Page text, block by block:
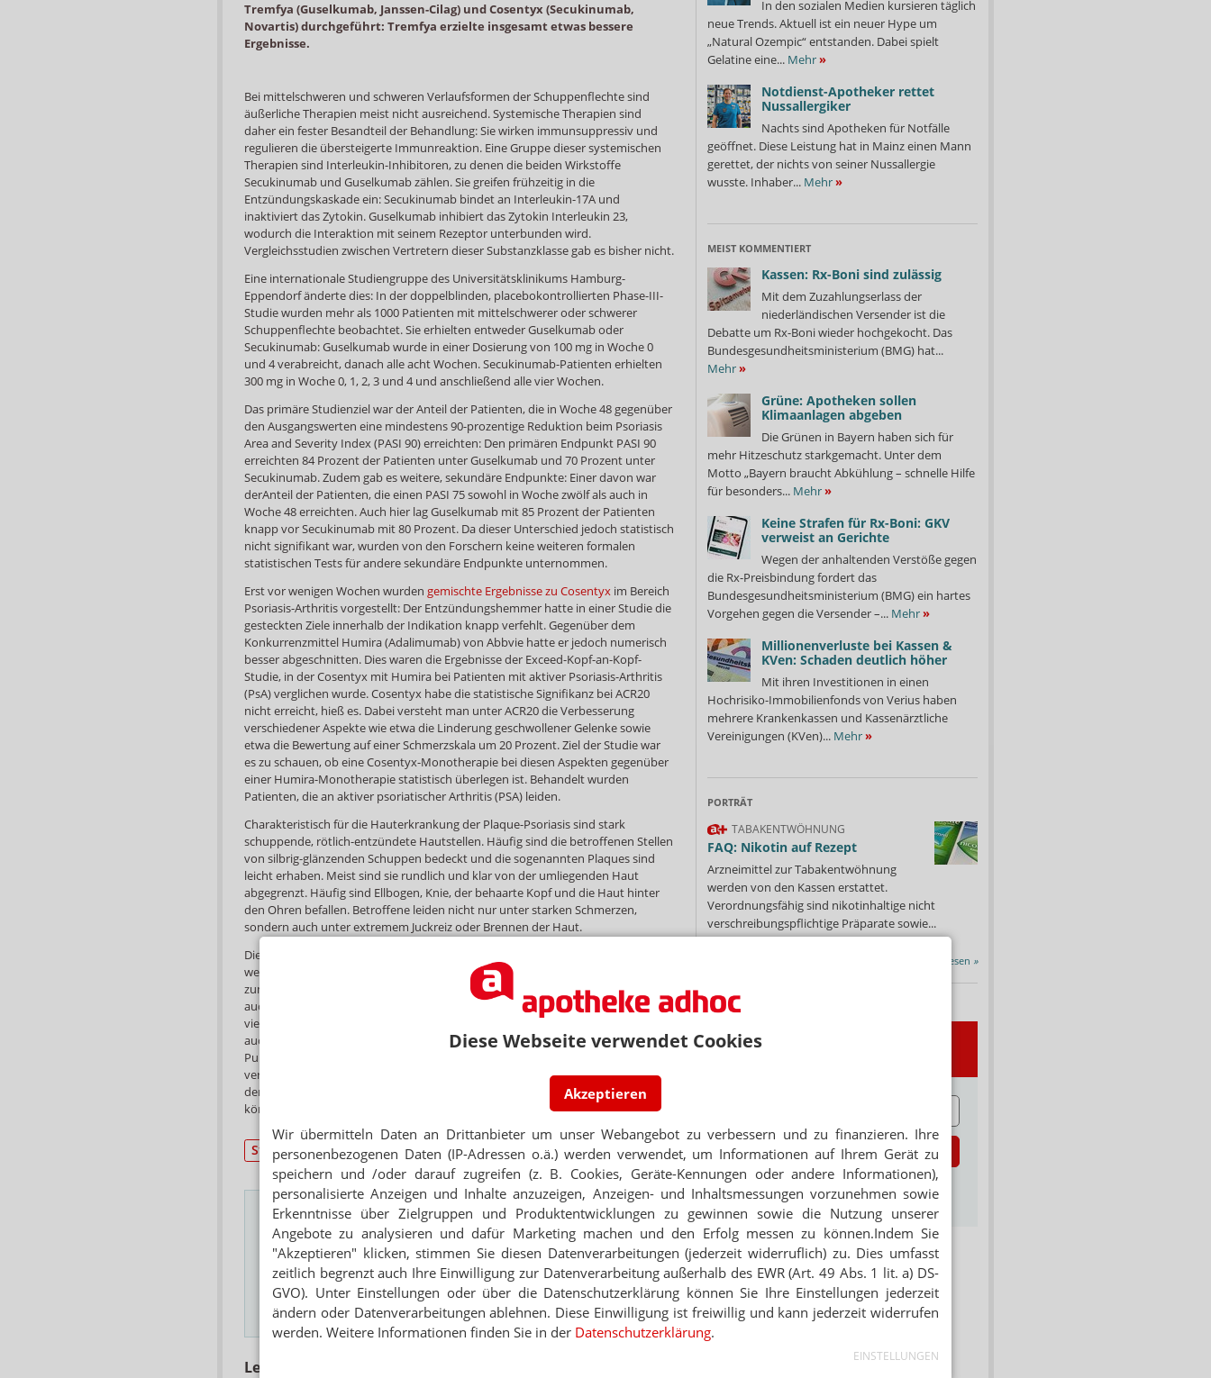
Diese Webseite verwendet Cookies
Akzeptieren
Wir übermitteln Daten an Drittanbieter um unser Webangebot zu verbessern und zu finanzieren. Ihre
personenbezogenen Daten (IP-Adressen o.ä.) werden verwendet, um Informationen auf Ihrem Gerät zu
speichern und /oder darauf zugreifen (z. B. Cookies, Geräte-Kennungen oder andere Informationen),
personalisierte Anzeigen und Inhalte anzuzeigen, Anzeigen- und Inhaltsmessungen vorzunehmen sowie
Erkenntnisse über Zielgruppen und Produktentwicklungen zu gewinnen sowie die Nutzung unserer
Angebote zu analysieren und dafür Marketing machen und den Erfolg messen zu können.Indem Sie
"Akzeptieren" klicken, stimmen Sie diesen Datenverarbeitungen (jederzeit widerruflich) zu. Dies umfasst
zeitlich begrenzt auch Ihre Einwilligung zur Datenverarbeitung außerhalb des EWR (Art. 49 Abs. 1 lit. a) DS-
GVO). Unter Einstellungen oder über die Datenschutzerklärung können Sie Ihre Einstellungen jederzeit
ändern oder Datenverarbeitungen ablehnen. Diese Einwilligung ist freiwillig und kann jederzeit widerrufen
werden. Weitere Informationen finden Sie in der Datenschutzerklärung.
EINSTELLUNGEN
Tremfya (Guselkumab, Janssen-Cilag) und Cosentyx (Secukinumab,
Novartis) durchgeführt: Tremfya erzielte insgesamt etwas bessere
Ergebnisse.
Bei mittelschweren und schweren Verlaufsformen der Schuppenflechte sind
äußerliche Therapien meist nicht ausreichend. Systemische Therapien sind
daher ein fester Besandteil der Behandlung: Sie wirken immunsuppressiv und
regulieren die übersteigerte Immunreaktion. Eine Gruppe dieser systemischen
Therapien sind Interleukin-Inhibitoren, zu denen die beiden Wirkstoffe
Secukinumab und Guselkumab zählen. Sie greifen frühzeitig in die
Entzündungskaskade ein: Secukinumab bindet an Interleukin-17A und
inaktiviert das Zytokin. Guselkumab inhibiert das Zytokin Interleukin 23,
wodurch die Interaktion mit seinem Rezeptor unterbunden wird.
Vergleichsstudien zwischen Vertretern dieser Substanzklasse gab es bisher nicht.
Eine internationale Studiengruppe des Universitätsklinikums Hamburg-
Eppendorf änderte dies: In der doppelblinden, placebokontrollierten Phase-III-
Studie wurden mehr als 1000 Patienten mit mittelschwerer oder schwerer
Schuppenflechte beobachtet. Sie erhielten entweder Guselkumab oder
Secukinumab: Guselkumab wurde in einer Dosierung von 100 mg in Woche 0
und 4 verabreicht, danach alle acht Wochen. Secukinumab-Patienten erhielten
300 mg in Woche 0, 1, 2, 3 und 4 und anschließend alle vier Wochen.
Das primäre Studienziel war der Anteil der Patienten, die in Woche 48 gegenüber
den Ausgangswerten eine mindestens 90-prozentige Reduktion beim Psoriasis
Area and Severity Index (PASI 90) erreichten: Den primären Endpunkt PASI 90
erreichten 84 Prozent der Patienten unter Guselkumab und 70 Prozent unter
Secukinumab. Zudem gab es weitere, sekundäre Endpunkte: Einer davon war
derAnteil der Patienten, die einen PASI 75 sowohl in Woche zwölf als auch in
Woche 48 erreichten. Auch hier lag Guselkumab mit 85 Prozent der Patienten
knapp vor Secukinumab mit 80 Prozent. Da dieser Unterschied jedoch statistisch
nicht signifikant war, wurden von den Forschern keine weiteren formalen
statistischen Tests für andere sekundäre Endpunkte unternommen.
Erst vor wenigen Wochen wurden gemischte Ergebnisse zu Cosentyx im Bereich
Psoriasis-Arthritis vorgestellt: Der Entzündungshemmer hatte in einer Studie die
gesteckten Ziele innerhalb der Indikation knapp verfehlt. Gegenüber dem
Konkurrenzmittel Humira (Adalimumab) von Abbvie hatte er jedoch numerisch
besser abgeschnitten. Dies waren die Ergebnisse der Exceed-Kopf-an-Kopf-
Studie, in der Cosentyx mit Humira bei Patienten mit aktiver Psoriasis-Arthritis
(PsA) verglichen wurde. Cosentyx habe die statistische Signifikanz bei ACR20
nicht erreicht, hieß es. Dabei versteht man unter ACR20 die Verbesserung
verschiedener Aspekte wie etwa die Linderung geschwollener Gelenke sowie
etwa die Bewertung auf einer Schmerzskala um 20 Prozent. Ziel der Studie war
es zu schauen, ob eine Cosentyx-Monotherapie bei diesen Aspekten gegenüber
einer Humira-Monotherapie statistisch überlegen ist. Behandelt wurden
Patienten, die an aktiver psoriatischer Arthritis (PSA) leiden.
Charakteristisch für die Hauterkrankung der Plaque-Psoriasis sind stark
schuppende, rötlich-entzündete Hautstellen. Häufig sind die betroffenen Stellen
von silbrig-glänzenden Schuppen bedeckt und die sogenannten Plaques sind
leicht erhaben. Meist sind sie rundlich und klar von der umliegenden Haut
abgegrenzt. Häufig sind Ellbogen, Knie, der behaarte Kopf und die Haut hinter
den Ohren befallen. Betroffene leiden nicht nur unter starken Schmerzen,
sondern auch unter extremem Juckreiz oder Brennen der Haut.
Die Ursachen der Schuppenflechte sind bis heute nicht vollständig geklärt. Ein
wesentlicher Aspekt ist die genetische Veranlagung, die aber nicht zwingend
zum Ausbruch der Krankheit führen muss. Durch verschiedene Auslöser, häufig
auch Trigger genannt, kommt es dann zu ersten Symptomen. Diese können
vielfältig sein: Infekte durch Streptokokken, wie eine Mandelentzündung, aber
auch ungesunde Ernährung, Hormonschwankungen in Schwangerschaft und
Pubertät oder psychische Faktoren kommen als Auslöser in Frage. Auch
verschiedene Medikamente wie ACE-Hemmer, Betablocker und Statine sollen
den Ausbruch einer Psoriasis begünstigen oder deren Verlauf verschlimmern
können.
Studien
NEWSLETTER
Das Wichtigste des Tages direkt in Ihr Postfach. Kostenlos!
E-MAIL ADRESSE
Jetzt
abonnieren
Hinweis zum Newsletter & Datenschutz
Lesen Sie auch
In den sozialen Medien kursieren täglich
neue Trends. Aktuell ist ein neuer Hype um
„Natural Ozempic“ entstanden. Dabei spielt
Gelatine eine... Mehr»
Notdienst-Apotheker rettet
Nussallergiker
Nachts sind Apotheken für Notfälle
geöffnet. Diese Leistung hat in Mainz einen Mann
gerettet, der nichts von seiner Nussallergie
wusste. Inhaber... Mehr»
MEIST KOMMENTIERT
Kassen: Rx-Boni sind zulässig
Mit dem Zuzahlungserlass der
niederländischen Versender ist die
Debatte um Rx-Boni wieder hochgekocht. Das
Bundesgesundheitsministerium (BMG) hat...
Mehr»
Grüne: Apotheken sollen
Klimaanlagen abgeben
Die Grünen in Bayern haben sich für
mehr Hitzeschutz starkgemacht. Unter dem
Motto „Bayern braucht Abkühlung – schnelle Hilfe
für besonders... Mehr»
Keine Strafen für Rx-Boni: GKV
verweist an Gerichte
Wegen der anhaltenden Verstöße gegen
die Rx-Preisbindung fordert das
Bundesgesundheitsministerium (BMG) ein hartes
Vorgehen gegen die Versender –... Mehr»
Millionenverluste bei Kassen &
KVen: Schaden deutlich höher
Mit ihren Investitionen in einen
Hochrisiko-Immobilienfonds von Verius haben
mehrere Krankenkassen und Kassenärztliche
Vereinigungen (KVen)... Mehr»
PORTRÄT
TABAKENTWÖHNUNG
FAQ: Nikotin auf Rezept
Arzneimittel zur Tabakentwöhnung
werden von den Kassen erstattet.
Verordnungsfähig sind nikotinhaltige nicht
verschreibungspflichtige Präparate sowie...
Mehr»
Alle Porträts lesen »
Jetzt abonnieren
Hinweis zum Newsletter &
Datenschutz